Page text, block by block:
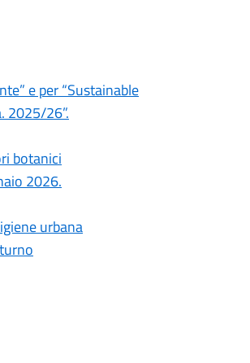
e per “Sustainable
2025/26”.
botanici
2026.
urbana